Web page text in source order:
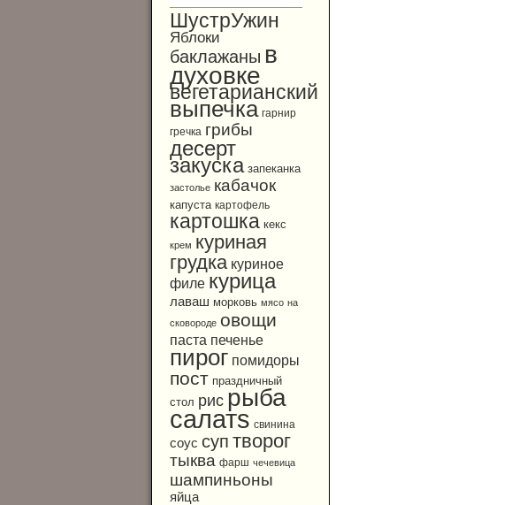
ШустрУжин
Яблоки
баклажаны в
духовке
вегетарианский
выпечка гарнир
гречка грибы
десерт
закуска запеканка
застолье кабачок
капуста картофель
картошка кекс
крем куриная
грудка куриное
филе курица
лаваш морковь мясо на
сковороде овощи
паста печенье
пирог помидоры
пост праздничный
стол рис рыба
салатs свинина
соус суп творог
тыква фарш чечевица
шампиньоны
яйца